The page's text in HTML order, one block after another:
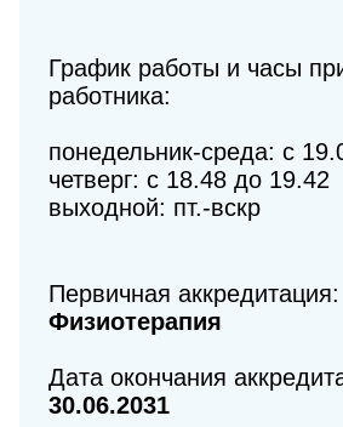
График работы и часы
работника:
понедельник-среда: с
четверг: с 18.48 до 19.42
выходной: пт.-вскр
Первичная аккредитация:
Физиотерапия
Дата окончания
30.06.2031